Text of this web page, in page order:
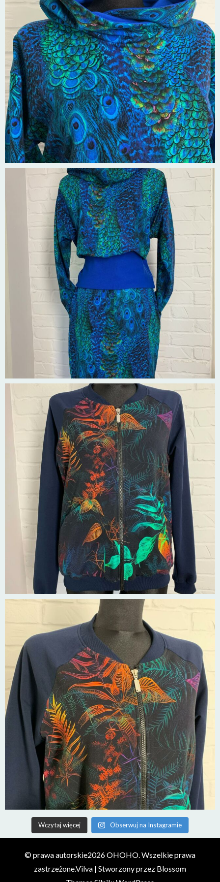
Wczytaj więcej Obserwuj na Instagramie
© prawa autorskie2026OHOHO. Wszelkie prawa
zastrzeżone.Vilva | Stworzony przez Blossom